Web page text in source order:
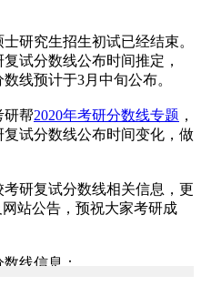
究生招生初试已经结束。
试分数线公布时间推定，
线预计于3月中旬公布。
帮2020年考研分数线专题 ，
试分数线公布时间变化，做
研复试分数线相关信息，更
站公告，预祝大家考研成
线信息：